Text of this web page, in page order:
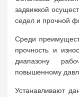
задвижкой
седел и прочной
Среди
прочность и
диапазону
повышенному
Устанавливают